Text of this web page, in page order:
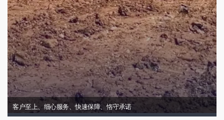
客户至上、细心服务、快速保障、恪守承诺